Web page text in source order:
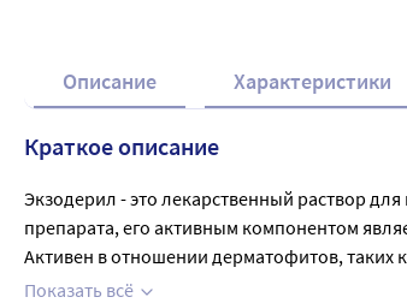
Описание Характеристики
Краткое описание
Экзодерил - это лекарственный раствор
препарата, его активным компонентом
Активен в отношении дерматофитов,
других грибов (например, Sporothrix
Показать всё